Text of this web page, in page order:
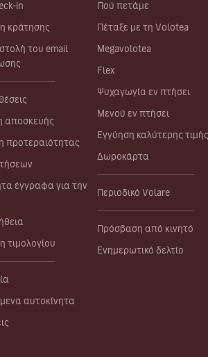
in
κράτησης
του email
αποσκευής
προτεραιότητας
έγγραφα για την
τιμολογίου
αυτοκίνητα
Πού πετάμε
Πέταξε με τη Volotea
Megavolotea
Flex
Ψυχαγωγία εν πτήσει
Μενού εν πτήσει
Εγγύηση καλύτερης τιμής
Δωροκάρτα
Περιοδικό Volare
Πρόσβαση από κινητό
Ενημερωτικό δελτίο